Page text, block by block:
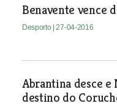
Benavente vence
Desporto | 27-04-2016
Abrantina desce e
destino do